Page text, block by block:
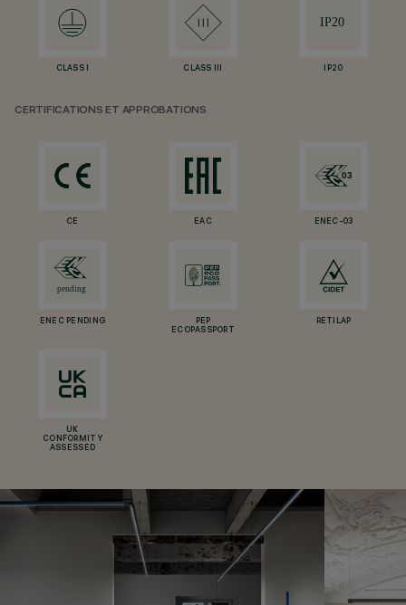
CLASS I CLASS III IP20
CERTIFICATIONS ET APPROBATIONS
CE EAC ENEC-03
ENEC PENDING
PEP
ECOPASSPORT
RETILAP
UK
CONFORMITY
ASSESSED